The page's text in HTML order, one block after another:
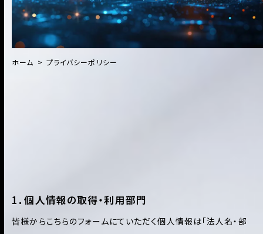
ホーム プライバシーポリシー
1．個人情報の取得・利用部門
皆様からこちらのフォームにていただく個人情報は「法人名・部